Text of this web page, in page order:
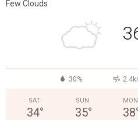
Few Clouds
30%
SAT
34°
SUN
35°
MON
38